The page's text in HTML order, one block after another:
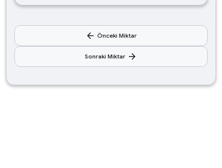
arrow_back Önceki Miktar
Sonraki Miktar arrow_forward